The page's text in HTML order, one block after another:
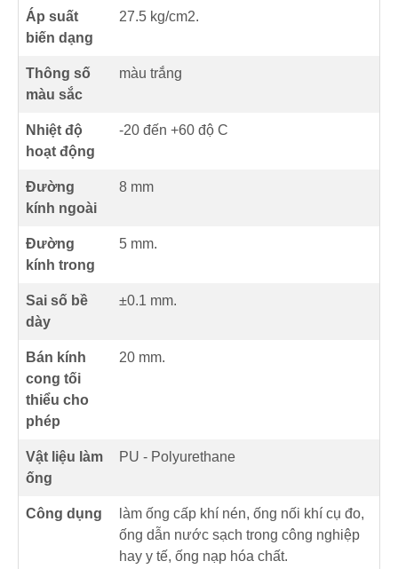
Áp suất
biến dạng
27.5 kg/cm2.
Thông số
màu sắc
màu trắng
Nhiệt độ
hoạt động
-20 đến +60 độ C
Đường
kính ngoài
8 mm
Đường
kính trong
5 mm.
Sai số bề
dày
±0.1 mm.
Bán kính
cong tối
thiểu cho
phép
20 mm.
Vật liệu làm
ống
PU - Polyurethane
Công dụng
làm ống cấp khí nén, ống nối khí cụ đo,
ống dẫn nước sạch trong công nghiệp
hay y tế, ống nạp hóa chất.